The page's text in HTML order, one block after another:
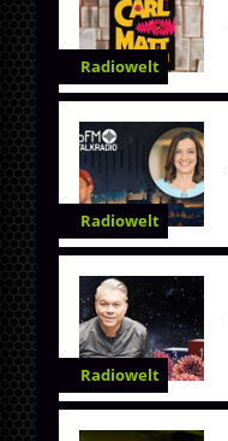
Radiowelt
Radiowelt
Radiowelt